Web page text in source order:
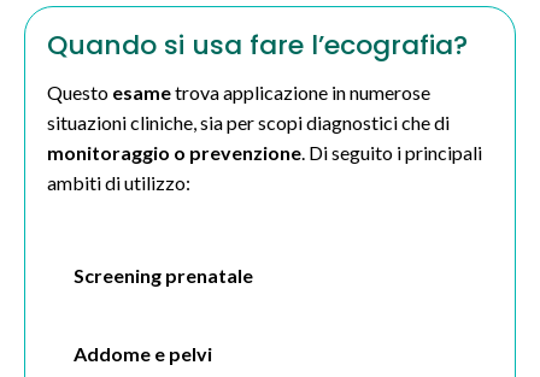
Quando si usa fare l’ecografia?
Questo esametrova applicazione in numerose
situazioni cliniche, sia per scopi diagnostici che di
monitoraggio o prevenzione. Di seguito i principali
ambiti di utilizzo:
Screening prenatale
Addome e pelvi